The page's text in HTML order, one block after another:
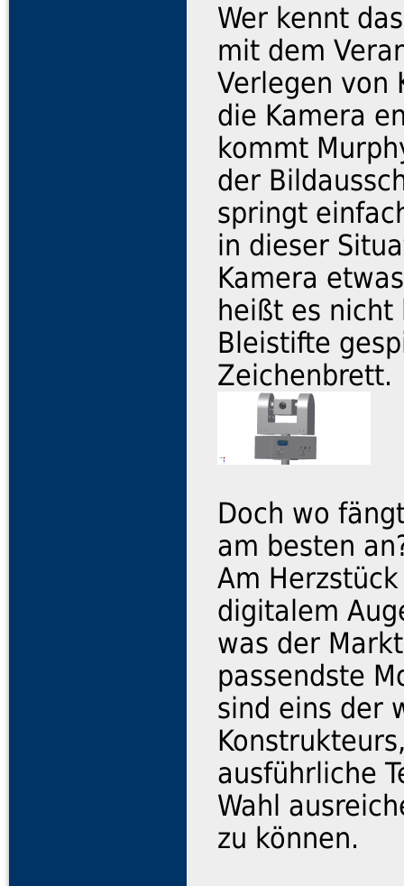
Wer kennt
mit dem
Verlegen von
die Kamera
kommt
der
springt
in dieser
Kamera
heißt es nicht
Bleistifte
Zeichenbrett.
Doch wo
am besten
Am
digitalem
was der
passendste
sind eins der
ausführliche
Wahl
zu können.